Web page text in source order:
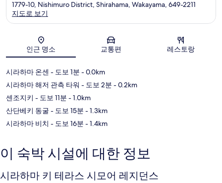
지도
1779-10, Nishimuro District, Shirahama, Wakayama, 649-2211
지도로 보기
인근 명소 교통편 레스토랑
시라하마 온센 - 도보 1분 - 0.0km
시라하마 해저 관측 타워 - 도보 2분 - 0.2km
센조지키 - 도보 11분 - 1.0km
산단베키 동굴 - 도보 15분 - 1.3km
시라하마 비치 - 도보 16분 - 1.4km
이 숙박 시설에 대한 정보
시라하마 키 테라스 시모어 레지던스